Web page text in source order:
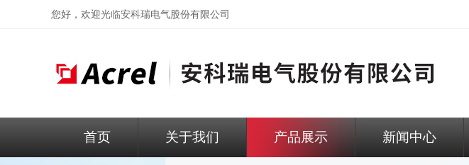
您好，欢迎光临安科瑞电气股份有限公司
首页 关于我们 产品展示 新闻中心